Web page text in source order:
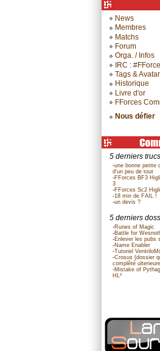
News
Membres
Matchs
Forum
Orga. / Infos
IRC :
Tags & Avatar
Historique
Livre d'or
FForces
Nous défier
5 derniers
-une bonne petite
d'un peu de tout
-FForces BF3
3
-FForces Sc2
-18 min de FAIL !
-un devis ?
5 derniers
-Runes of Magic
-Battle for
-Enlever les pubs
-Name Enabler
-Tutoriel
-Crosus (dossier
complêté
-Mistake of
HL²